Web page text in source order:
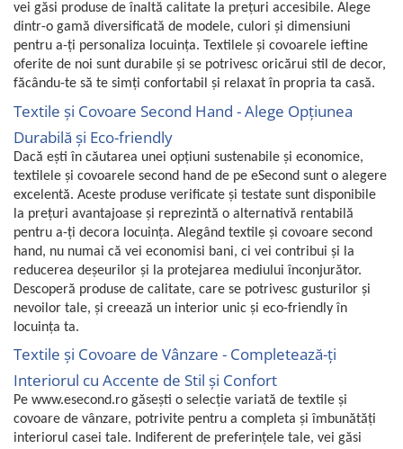
vei găsi produse de înaltă calitate la prețuri accesibile. Alege
dintr-o gamă diversificată de modele, culori și dimensiuni
pentru a-ți personaliza locuința. Textilele și covoarele ieftine
oferite de noi sunt durabile și se potrivesc oricărui stil de decor,
făcându-te să te simți confortabil și relaxat în propria ta casă.
Textile și Covoare Second Hand - Alege Opțiunea
Durabilă și Eco-friendly
Dacă ești în căutarea unei opțiuni sustenabile și economice,
textilele și covoarele second hand de pe eSecond sunt o alegere
excelentă. Aceste produse verificate și testate sunt disponibile
la prețuri avantajoase și reprezintă o alternativă rentabilă
pentru a-ți decora locuința. Alegând textile și covoare second
hand, nu numai că vei economisi bani, ci vei contribui și la
reducerea deșeurilor și la protejarea mediului înconjurător.
Descoperă produse de calitate, care se potrivesc gusturilor și
nevoilor tale, și creează un interior unic și eco-friendly în
locuința ta.
Textile și Covoare de Vânzare - Completează-ți
Interiorul cu Accente de Stil și Confort
Pe www.esecond.ro găsești o selecție variată de textile și
covoare de vânzare, potrivite pentru a completa și îmbunătăți
interiorul casei tale. Indiferent de preferințele tale, vei găsi